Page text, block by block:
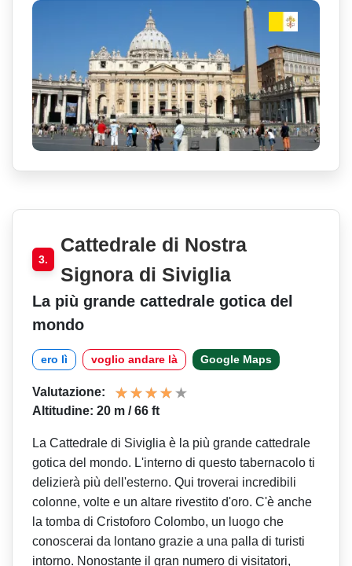
3.
Cattedrale di Nostra
Signora di Siviglia
La più grande cattedrale gotica del
mondo
ero lì voglio andare là Google Maps
Valutazione:
Altitudine: 20 m / 66 ft
La Cattedrale di Siviglia è la più grande cattedrale
gotica del mondo. L'interno di questo tabernacolo ti
delizierà più dell'esterno. Qui troverai incredibili
colonne, volte e un altare rivestito d'oro. C'è anche
la tomba di Cristoforo Colombo, un luogo che
conoscerai da lontano grazie a una palla di turisti
intorno. Nonostante il gran numero di visitatori,